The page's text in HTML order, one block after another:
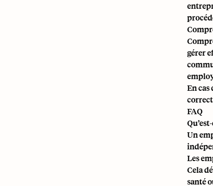
gérer
En
FAQ
Un
Les
Cela
santé